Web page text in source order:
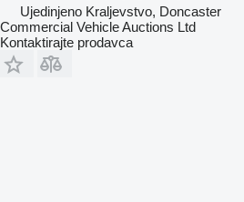
Ujedinjeno Kraljevstvo, Doncaster
Commercial Vehicle Auctions Ltd
Kontaktirajte prodavca